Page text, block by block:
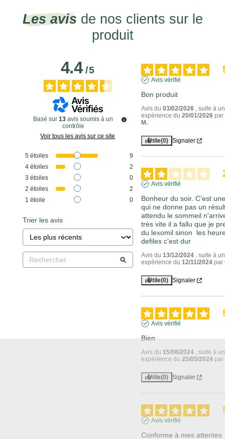
Les avis de nos clients sur le
produit
4.4/5
Basé sur13 avis soumis à un
contrôle
Voir tous les avis sur ce site
5 étoiles
9
4 étoiles
2
3 étoiles
0
2 étoiles
2
1 étoile 0
Trier les avis
Avis vérifié
Bon produit
Avis du03/02/2026 , suite à
expérience du20/01/2026 par
M.
Utile(0) Signaler
Avis vérifié
Bonheur du soir. C'est
qui ne donne pas un
attendu le sommeil
très vite il a fallu que je
du lexomil sinon  les
defiles c'est dur
Avis du13/12/2024 , suite à
expérience du12/11/2024 par
Utile(0) Signaler
Avis vérifié
Bien
Avis du 15/06/2024 , suite à
expérience du25/05/2024 par
Utile(0) Signaler
Avis vérifié
Conforme à mes attentes